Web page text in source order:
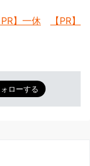
PR】一休
【PR】